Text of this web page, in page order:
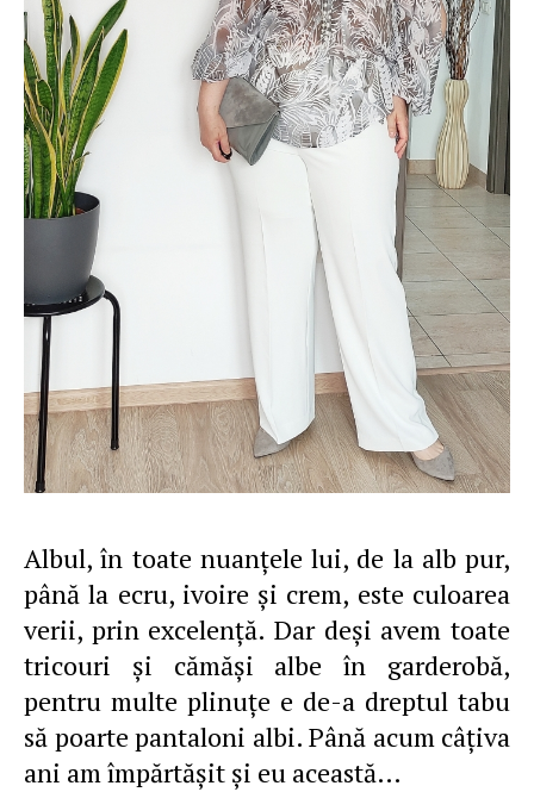
Albul, în toate nuanţele lui, de la alb pur,
până la ecru, ivoire şi crem, este culoarea
verii, prin excelenţă. Dar deşi avem toate
tricouri şi cămăşi albe în garderobă,
pentru multe plinuţe e de-a dreptul tabu
să poarte pantaloni albi. Până acum câţiva
ani am împărtăşit şi eu această…